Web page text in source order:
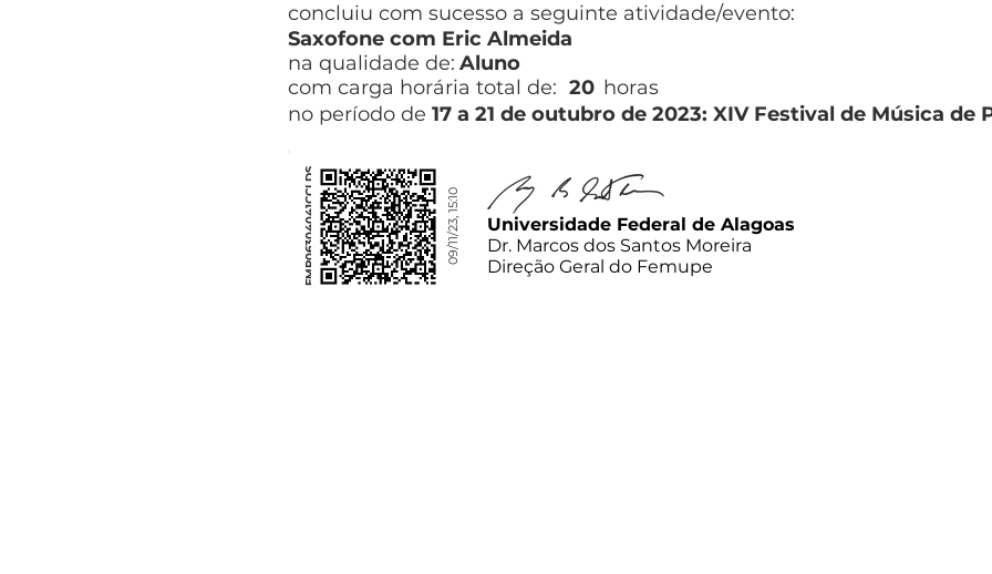
concluiu com sucesso a seguinte atividade/evento:
Saxofone com Eric Almeida
na qualidade de: Aluno
com carga horária total de: 20 horas
no período de 17 a 21 de outubro de 2023: XIV Festival de Música de
FMP06304041CCLDS 09/11/23, 15:10
Universidade Federal de Alagoas
Dr. Marcos dos Santos Moreira
Direção Geral do Femupe